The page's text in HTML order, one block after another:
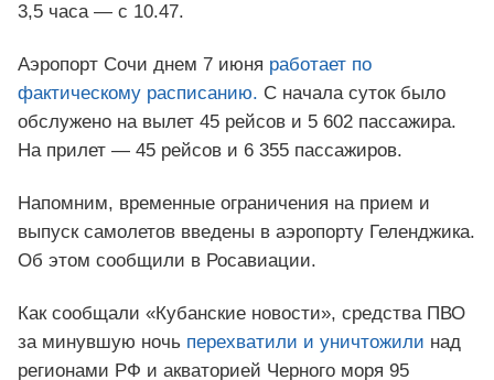
3,5 часа — с 10.47.
Аэропорт Сочи днем 7 июня работает по
фактическому расписанию. С начала суток было
обслужено на вылет 45 рейсов и 5 602 пассажира.
На прилет — 45 рейсов и 6 355 пассажиров.
Напомним, временные ограничения на прием и
выпуск самолетов введены в аэропорту Геленджика.
Об этом сообщили в Росавиации.
Как сообщали «Кубанские новости», средства ПВО
за минувшую ночь перехватили и уничтожили над
регионами РФ и акваторией Черного моря 95